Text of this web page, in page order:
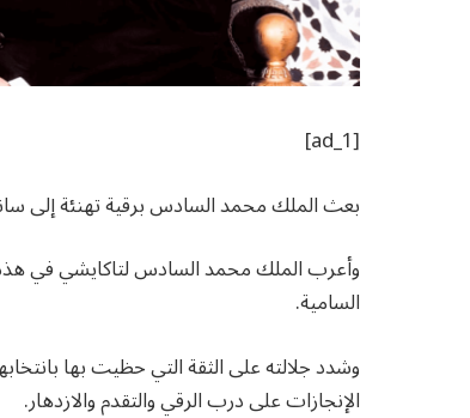
[ad_1]
بعث الملك محمد السادس برقية تهنئة إلى
وأعرب الملك محمد السادس لتاكايشي في هذه
السامية.
وشدد جلالته على الثقة التي حظيت بها
الإنجازات على درب الرقي والتقدم والازدهار.